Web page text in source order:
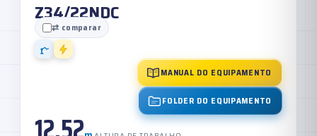
Z34/22NDC
⇄ comparar
MANUAL DO EQUIPAMENTO
FOLDER DO EQUIPAMENTO